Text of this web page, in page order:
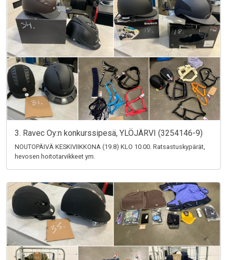
3. Ravec Oy:n konkurssipesä, YLÖJÄRVI (3254146-9)
NOUTOPÄIVÄ KESKIVIIKKONA (19.8) KLO 10.00. Ratsastuskypärät,
hevosen hoitotarvikkeet ym.